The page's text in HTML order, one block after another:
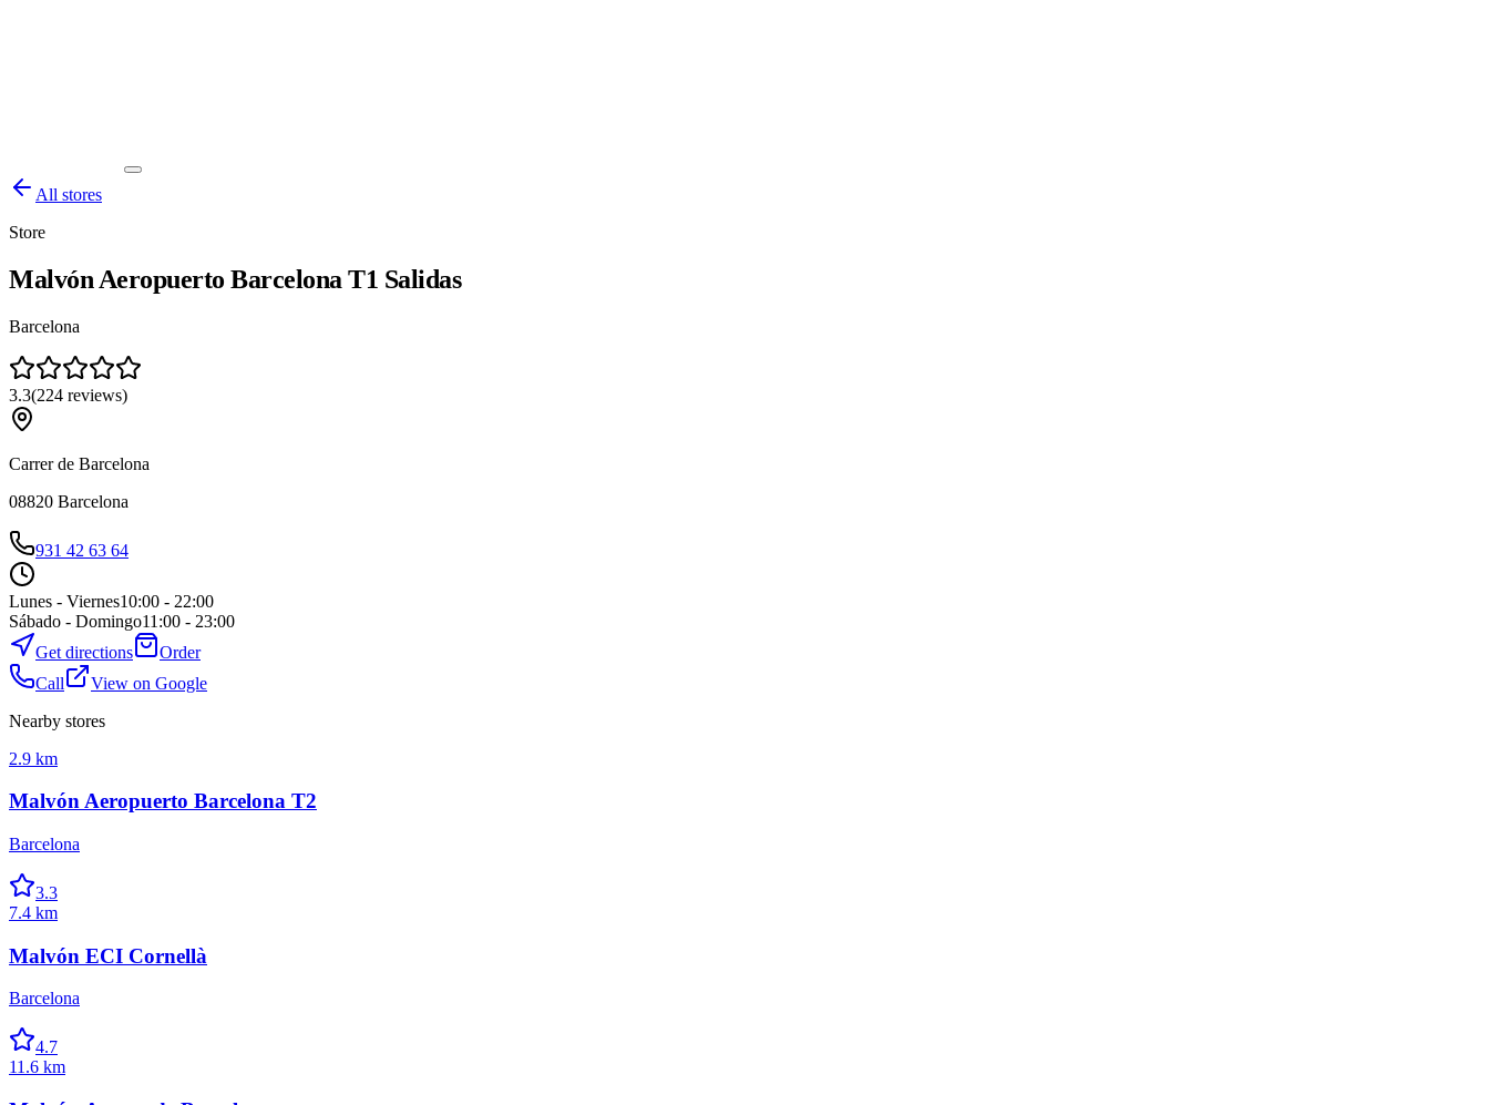
All stores
Store
Malvón Aeropuerto Barcelona T1 Salidas
Barcelona
3.3(224 reviews)
Carrer de Barcelona
08820 Barcelona
931 42 63 64
Lunes - Viernes10:00 - 22:00
Sábado - Domingo11:00 - 23:00
Get directions
Order
Call
View on Google
Nearby stores
2.9 km
Malvón Aeropuerto Barcelona T2
Barcelona
3.3
7.4 km
Malvón ECI Cornellà
Barcelona
4.7
11.6 km